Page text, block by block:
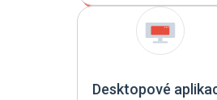
Desktopové